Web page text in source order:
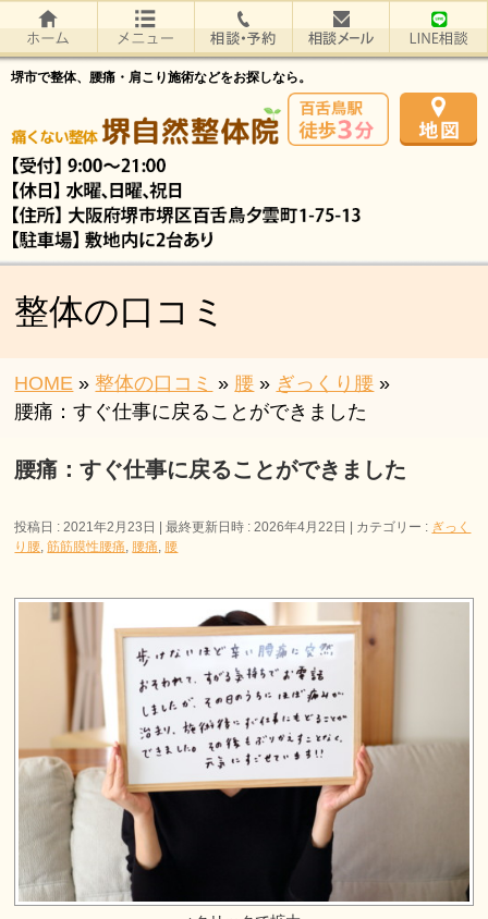
堺市で整体、腰痛・肩こり施術などをお探しなら。
整体の口コミ
HOME » 整体の口コミ » 腰 » ぎっくり腰 »
腰痛：すぐ仕事に戻ることができました
腰痛：すぐ仕事に戻ることができました
投稿日 : 2021年2月23日 最終更新日時 : 2026年4月22日 カテゴリー : ぎっく
り腰,筋筋膜性腰痛, 腰痛, 腰